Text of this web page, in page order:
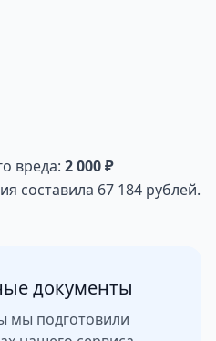
вреда: 2 000 ₽
составила 67 184 рублей.
документы
мы подготовили